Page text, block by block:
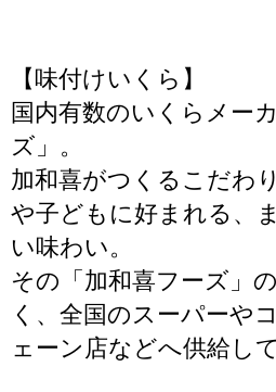
【味付けいくら】
国内有数のいくらメー
ズ」。
加和喜がつくるこだわ
や子どもに好まれる、
い味わい。
その「加和喜フーズ」
く、全国のスーパーや
ェーン店などへ供給し